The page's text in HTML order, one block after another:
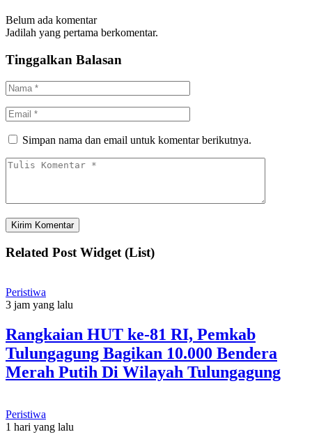
Belum ada komentar
Jadilah yang pertama berkomentar.
Tinggalkan Balasan
Simpan nama dan email untuk komentar berikutnya.
Related Post Widget (List)
Peristiwa
3 jam yang lalu
Rangkaian HUT ke-81 RI, Pemkab
Tulungagung Bagikan 10.000 Bendera
Merah Putih Di Wilayah Tulungagung
Peristiwa
1 hari yang lalu